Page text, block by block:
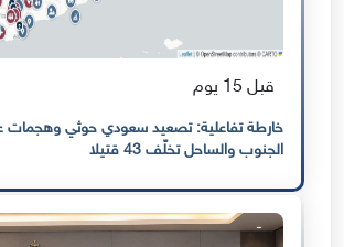
قبل 15 يوم
خارطة تفاعلية: تصعيد سعودي حوثي وهجمات
الجنوب والساحل تخلّف 43 قتيلا